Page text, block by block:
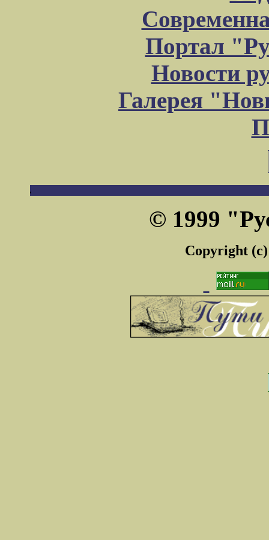
Портал
Новости
Галерея
© 1999
Copyright